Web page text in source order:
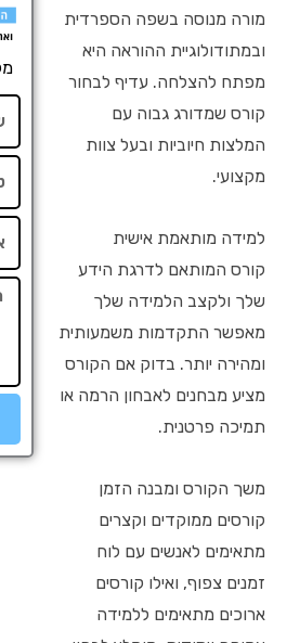
מורה מנוסה בשפה הספרדית
ובמתודולוגיית ההוראה היא
מפתח להצלחה. עדיף לבחור
קורס שמדורג גבוה עם
המלצות חיוביות ובעל צוות
מקצועי.
למידה מותאמת אישית
קורס המותאם לדרגת הידע
שלך ולקצב הלמידה שלך
מאפשר התקדמות משמעותית
ומהירה יותר. בדוק אם הקורס
מציע מבחנים לאבחון הרמה או
תמיכה פרטנית.
משך הקורס ומבנה הזמן
קורסים ממוקדים וקצרים
מתאימים לאנשים עם לוח
זמנים צפוף, ואילו קורסים
ארוכים מתאימים ללמידה